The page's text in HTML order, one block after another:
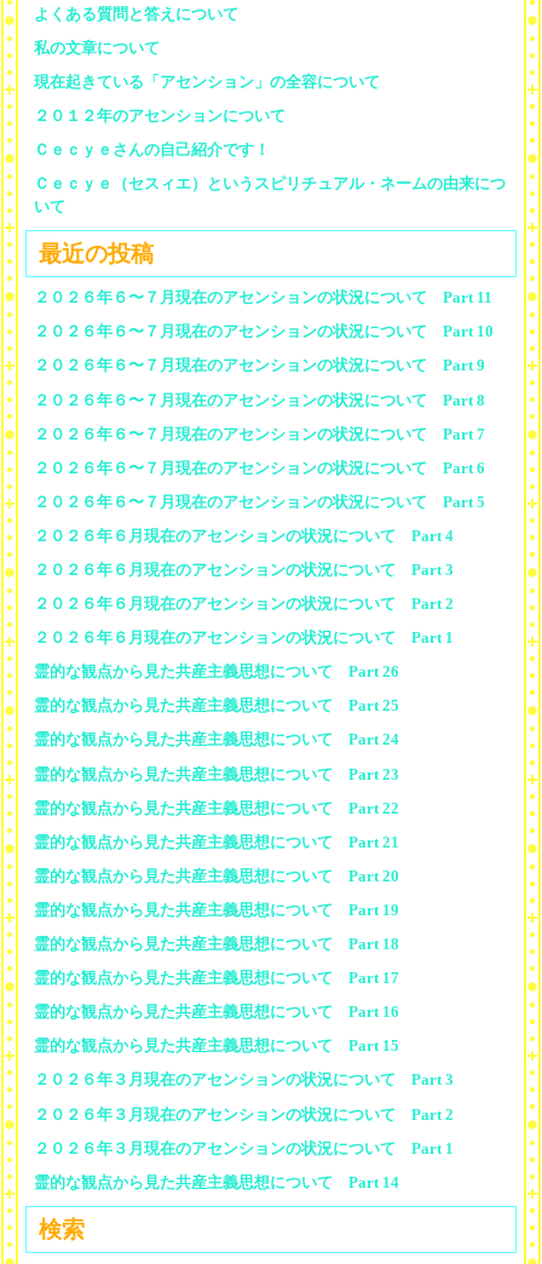
よくある質問と答えについて
私の文章について
現在起きている「アセンション」の全容について
２０１２年のアセンションについて
Ｃｅｃｙｅさんの自己紹介です！
Ｃｅｃｙｅ（セスィエ）というスピリチュアル・ネームの由来につ
いて
最近の投稿
２０２６年６〜７月現在のアセンションの状況について Part 11
２０２６年６〜７月現在のアセンションの状況について Part 10
２０２６年６〜７月現在のアセンションの状況について Part 9
２０２６年６〜７月現在のアセンションの状況について Part 8
２０２６年６〜７月現在のアセンションの状況について Part 7
２０２６年６〜７月現在のアセンションの状況について Part 6
２０２６年６〜７月現在のアセンションの状況について Part 5
２０２６年６月現在のアセンションの状況について Part 4
２０２６年６月現在のアセンションの状況について Part 3
２０２６年６月現在のアセンションの状況について Part 2
２０２６年６月現在のアセンションの状況について Part 1
霊的な観点から見た共産主義思想について Part 26
霊的な観点から見た共産主義思想について Part 25
霊的な観点から見た共産主義思想について Part 24
霊的な観点から見た共産主義思想について Part 23
霊的な観点から見た共産主義思想について Part 22
霊的な観点から見た共産主義思想について Part 21
霊的な観点から見た共産主義思想について Part 20
霊的な観点から見た共産主義思想について Part 19
霊的な観点から見た共産主義思想について Part 18
霊的な観点から見た共産主義思想について Part 17
霊的な観点から見た共産主義思想について Part 16
霊的な観点から見た共産主義思想について Part 15
２０２６年３月現在のアセンションの状況について Part 3
２０２６年３月現在のアセンションの状況について Part 2
２０２６年３月現在のアセンションの状況について Part 1
霊的な観点から見た共産主義思想について Part 14
検索